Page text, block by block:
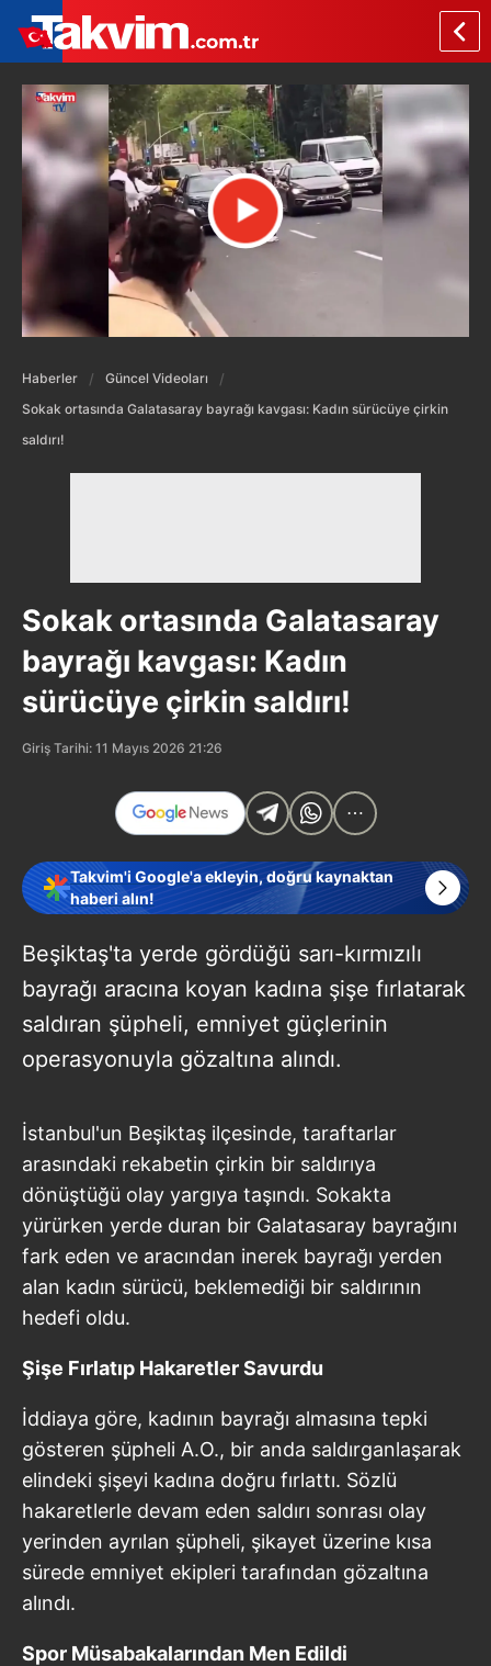
Haberler
Güncel Videoları
Sokak ortasında Galatasaray bayrağı kavgası: Kadın sürücüye çirkin
saldırı!
Sokak ortasında Galatasaray
bayrağı kavgası: Kadın
sürücüye çirkin saldırı!
Giriş Tarihi: 11 Mayıs 2026 21:26
Takvim'i Google'a ekleyin, doğru kaynaktan
haberi alın!
Beşiktaş'ta yerde gördüğü sarı-kırmızılı
bayrağı aracına koyan kadına şişe fırlatarak
saldıran şüpheli, emniyet güçlerinin
operasyonuyla gözaltına alındı.
İstanbul'un Beşiktaş ilçesinde, taraftarlar
arasındaki rekabetin çirkin bir saldırıya
dönüştüğü olay yargıya taşındı. Sokakta
yürürken yerde duran bir Galatasaray bayrağını
fark eden ve aracından inerek bayrağı yerden
alan kadın sürücü, beklemediği bir saldırının
hedefi oldu.
Şişe Fırlatıp Hakaretler Savurdu
İddiaya göre, kadının bayrağı almasına tepki
gösteren şüpheli A.O., bir anda saldırganlaşarak
elindeki şişeyi kadına doğru fırlattı. Sözlü
hakaretlerle devam eden saldırı sonrası olay
yerinden ayrılan şüpheli, şikayet üzerine kısa
sürede emniyet ekipleri tarafından gözaltına
alındı.
Spor Müsabakalarından Men Edildi